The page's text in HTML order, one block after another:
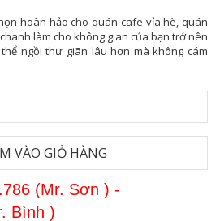
hoàn hảo cho quán cafe vỉa hè, quán
làm cho không gian của bạn trở nên
ngồi thư giãn lâu hơn mà không cám
VÀO GIỎ HÀNG
(Mr. Sơn ) -
Bình )